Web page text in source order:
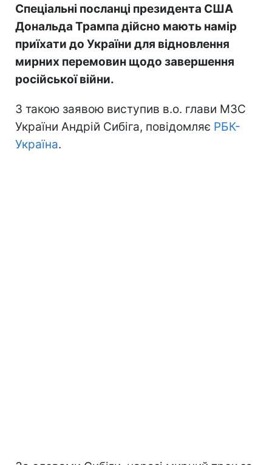
Спеціальні посланці президента США
Дональда Трампа дійсно мають намір
приїхати до України для відновлення
мирних перемовин щодо завершення
російської війни.
З такою заявою виступив в.о. глави МЗС
України Андрій Сибіга, повідомляє РБК-
Україна.